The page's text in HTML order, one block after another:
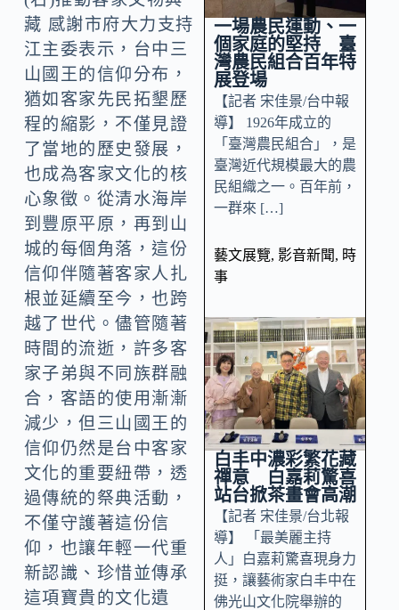
藏 感謝市府大力支持
江主委表示，台中三
山國王的信仰分布，
猶如客家先民拓墾歷
程的縮影，不僅見證
了當地的歷史發展，
也成為客家文化的核
心象徵。從清水海岸
到豐原平原，再到山
城的每個角落，這份
信仰伴隨著客家人扎
根並延續至今，也跨
越了世代。儘管隨著
時間的流逝，許多客
家子弟與不同族群融
合，客語的使用漸漸
減少，但三山國王的
信仰仍然是台中客家
文化的重要紐帶，透
過傳統的祭典活動，
不僅守護著這份信
仰，也讓年輕一代重
新認識、珍惜並傳承
這項寶貴的文化遺
一場農民運動、一
個家庭的堅持 臺
灣農民組合百年特
展登場
【記者 宋佳景/台中報
導】 1926年成立的
「臺灣農民組合」，是
臺灣近代規模最大的農
民組織之一。百年前，
一群來 […]
藝文展覽, 影音新聞, 時
事
白丰中濃彩繁花藏
禪意 白嘉莉驚喜
站台掀茶畫會高潮
【記者 宋佳景/台北報
導】 「最美麗主持
人」白嘉莉驚喜現身力
挺，讓藝術家白丰中在
佛光山文化院舉辦的